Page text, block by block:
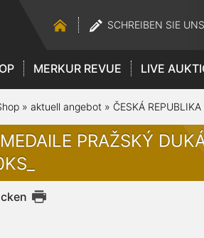
SCHREIBEN SIE UNS
MERKUR REVUE LIVE
» aktuell angebot» ČESKÁ
PRAŽSKÝ